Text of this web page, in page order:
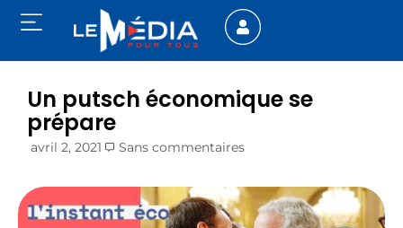
Un putsch économique se
prépare
avril 2, 2021 Sans commentaires